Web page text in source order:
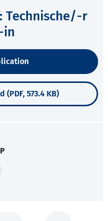
Technische/-r
in
(PDF, 573.4 KB)